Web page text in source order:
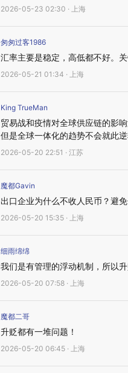
2026-05-23 02:30 · 上海
匆匆过客1986
汇率主要是稳定，高低都不好。
2026-05-21 01:34 · 上海
King TrueMan
贸易战和疫情对全球供应链的影
但是全球一体化的趋势不会就此
2026-05-20 22:51 · 江苏
魔都Gavin
出口企业为什么不收人民币？避
2026-05-20 15:35 · 上海
细雨绵绵
我们是有管理的浮动机制，所以
2026-05-20 07:58 · 上海
魔都二哥
升贬都有一堆问题！
2026-05-20 06:45 · 上海